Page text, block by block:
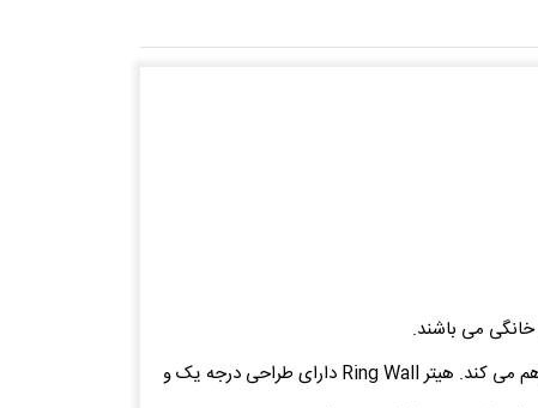
علارغم ظرفیت بالای سنگ (37 کیلوگرم)، هیتر Ring Wall روی دیوار نصب می گردد و امکان استفاده بهینه از فضای اتاق سونا را فراهم می کند. هیتر Ring Wall دارای طراحی درجه یک و